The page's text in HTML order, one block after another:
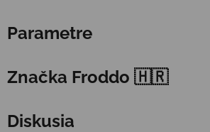
Parametre
Značka Froddo 🇭🇷
Diskusia